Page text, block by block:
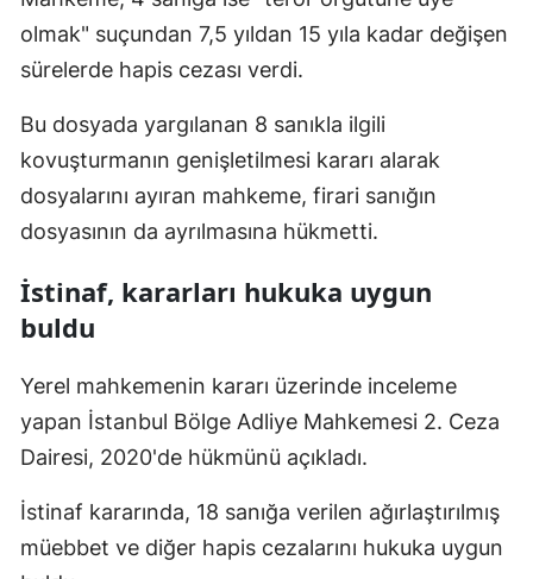
Samsun
Sinop
Sivas
Tekirdağ
Tokat
Tunceli
Şanlıurfa
Van
olmak" suçundan 7,5 yıldan 15 yıla kadar değişen
sürelerde hapis cezası verdi.
Bu dosyada yargılanan 8 sanıkla ilgili
kovuşturmanın genişletilmesi kararı alarak
dosyalarını ayıran mahkeme, firari sanığın
dosyasının da ayrılmasına hükmetti.
İstinaf, kararları hukuka uygun
buldu
Yerel mahkemenin kararı üzerinde inceleme
yapan İstanbul Bölge Adliye Mahkemesi 2. Ceza
Dairesi, 2020'de hükmünü açıkladı.
İstinaf kararında, 18 sanığa verilen ağırlaştırılmış
müebbet ve diğer hapis cezalarını hukuka uygun